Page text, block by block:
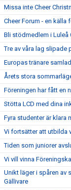
Missa inte Cheer
Cheer Forum - en
Bli stödmedlem i Luleå
Tre av våra lag slipade
Europas tränare
Årets stora
Föreningen har fått en
Stötta LCD med dina
Fyra studenter är klara
Vi fortsätter att utbilda
Tiden som juniorer
Vi vill vinna
Unikt läger i spåren av
Gällivare